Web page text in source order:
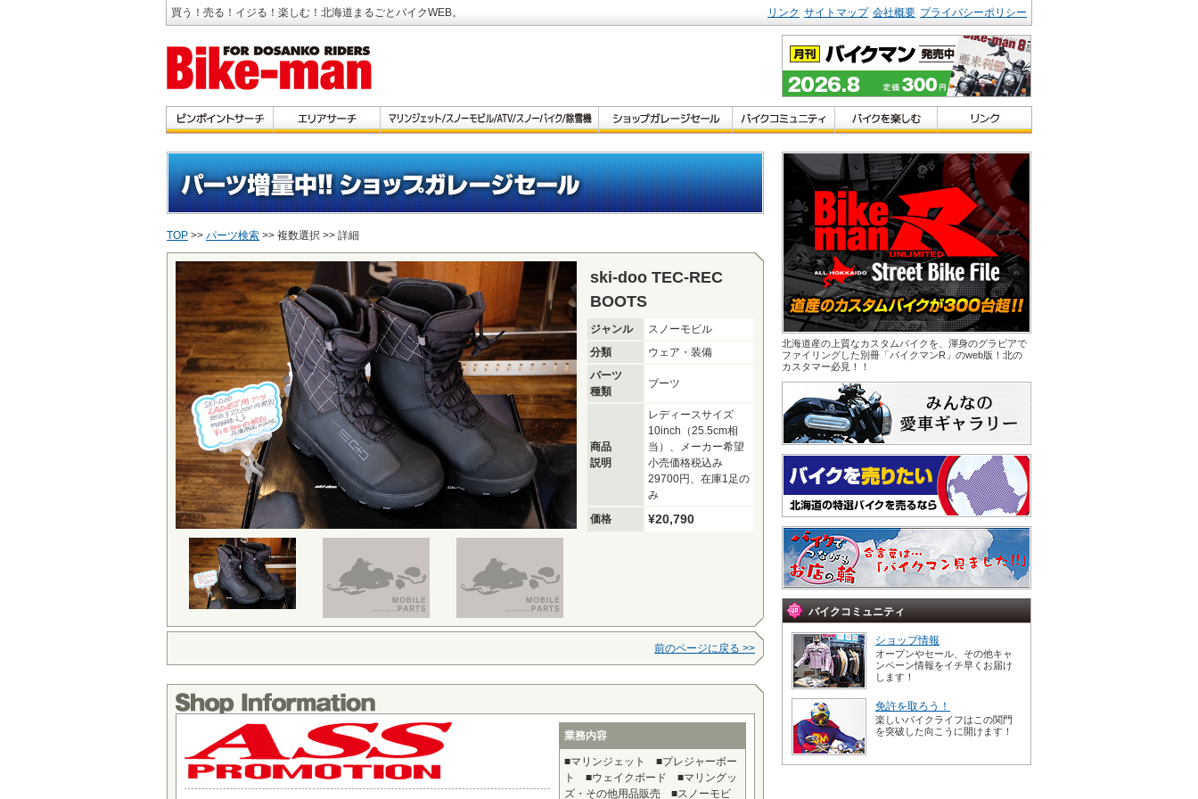
買う！売る！イジる！楽しむ！北海道まるごとバイクWEB。 リンク サイトマップ 会社概要 プライバシーポリシー
TOP >> パーツ検索 >> 複数選択 >> 詳細
ski-doo TEC-REC
BOOTS
ジャンル
スノーモビル
分類
ウェア・装備
パーツ
種類
ブーツ
商品
説明
レディースサイズ
10inch（25.5cm相
当）、メーカー希望
小売価格税込み
29700円、在庫1足の
み
価格
¥20,790
前のページに戻る >>
業務内容
■マリンジェット ■プレジャーボー
ト ■ウェイクボード ■マリングッ
ズ・その他用品販売 ■スノーモビ
北海道産の上質なカスタムバイクを、渾身のグラビアで
ファイリングした別冊「バイクマンR」のweb版！北の
カスタマー必見！！
バイクコミュニティ
ショップ情報
オープンやセール、その他キャ
ンペーン情報をイチ早くお届け
します！
免許を取ろう！
楽しいバイクライフはこの関門
を突破した向こうに開けます！